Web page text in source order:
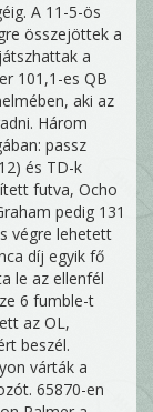
A 11-5-ös
összejöttek a
a
101,1-es QB
aki az
Három
passz
és TD-k
futva, Ocho
pedig 131
végre lehetett
díj egyik fő
le az ellenfél
6 fumble-t
az OL,
beszél.
várták a
65870-en